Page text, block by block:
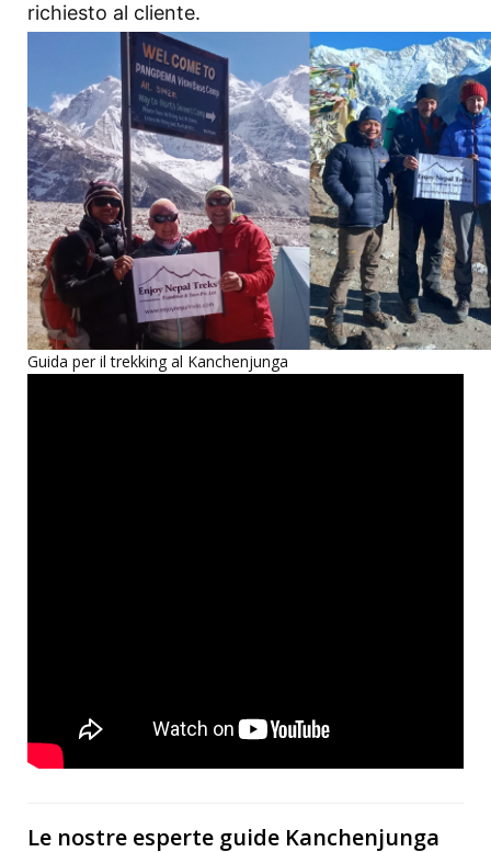
richiesto al cliente.
Guida per il trekking al Kanchenjunga
Le nostre esperte guide Kanchenjunga